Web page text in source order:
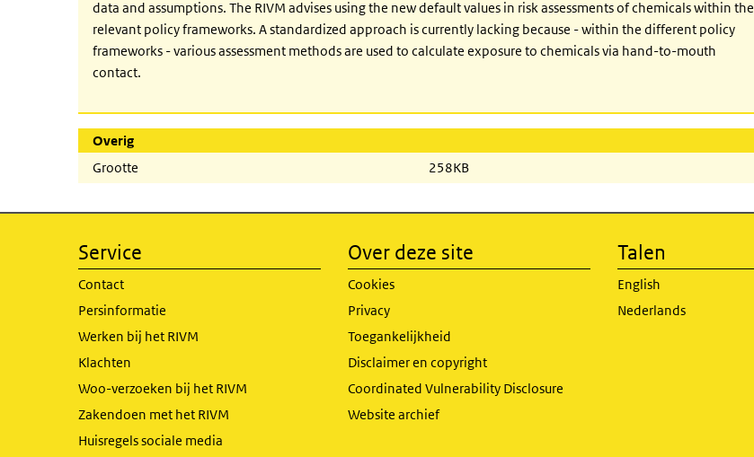
data and assumptions. The RIVM advises using the new default values in risk assessments of chemicals within the
relevant policy frameworks. A standardized approach is currently lacking because - within the different policy
frameworks - various assessment methods are used to calculate exposure to chemicals via hand-to-mouth
contact.
Overig
Grootte
258KB
Service
Contact
Persinformatie
Werken bij het RIVM
Klachten
Woo-verzoeken bij het RIVM
Zakendoen met het RIVM
Huisregels sociale media
Over deze site
Cookies
Privacy
Toegankelijkheid
Disclaimer en copyright
Coordinated Vulnerability Disclosure
Website archief
Talen
English
Nederlands